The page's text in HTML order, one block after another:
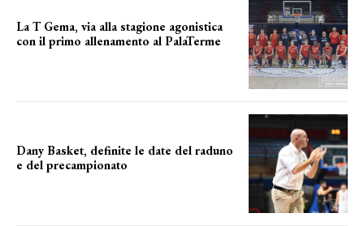
La T Gema, via alla stagione agonistica
con il primo allenamento al PalaTerme
Dany Basket, definite le date del raduno
e del precampionato